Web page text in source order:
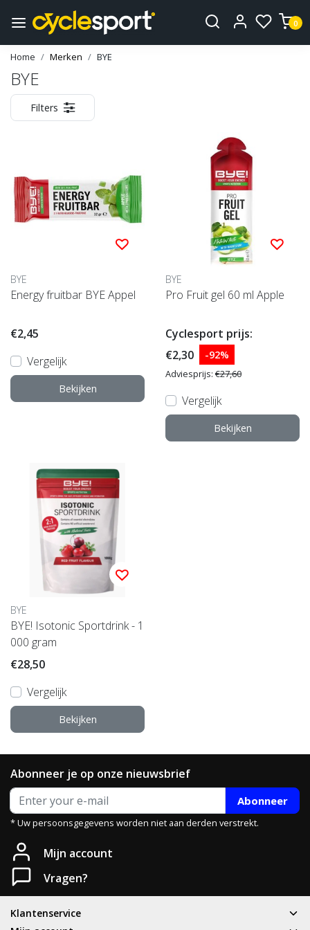
0
Home Merken BYE
BYE
Filters
BYE
Energy fruitbar BYE Appel
€2,45
Vergelijk
Bekijken
BYE
Pro Fruit gel 60 ml Apple
Cyclesport prijs:
€2,30
-92%
Adviesprijs: €27,60
Vergelijk
Bekijken
BYE
BYE! Isotonic Sportdrink - 1
000 gram
€28,50
Vergelijk
Bekijken
Abonneer je op onze nieuwsbrief
Abonneer
* Uw persoonsgegevens worden niet aan derden verstrekt.
Mijn account
Vragen?
Klantenservice